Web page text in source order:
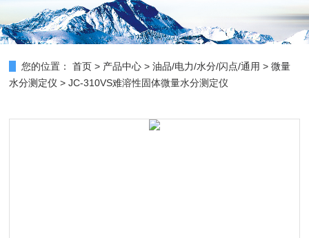
您的位置： 首页 > 产品中心 >油品/电力/水分/闪点/通用 >微量
水分测定仪 > JC-310VS难溶性固体微量水分测定仪